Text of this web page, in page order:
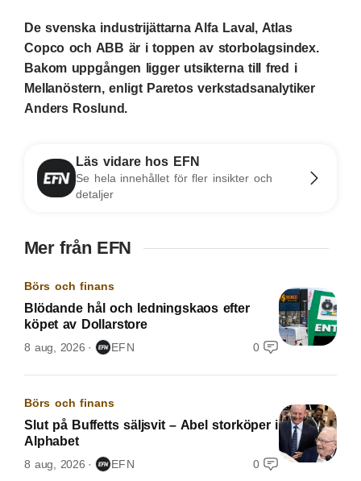
De svenska industrijättarna Alfa Laval, Atlas
Copco och ABB är i toppen av storbolagsindex.
Bakom uppgången ligger utsikterna till fred i
Mellanöstern, enligt Paretos verkstadsanalytiker
Anders Roslund.
Läs vidare hos EFN
Se hela innehållet för fler insikter och
detaljer
Mer från EFN
Börs och finans
Blödande hål och ledningskaos efter
köpet av Dollarstore
8 aug, 2026 EFN 0
Börs och finans
Slut på Buffetts säljsvit – Abel storköper i
Alphabet
8 aug, 2026 EFN 0